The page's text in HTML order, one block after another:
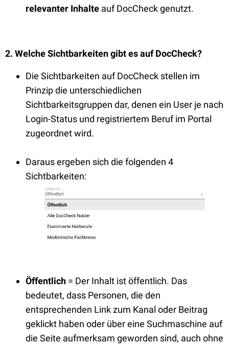
relevanter Inhalte auf DocCheck genutzt.
2. Welche Sichtbarkeiten gibt es auf DocCheck?
Die Sichtbarkeiten auf DocCheck stellen im
Prinzip die unterschiedlichen
Sichtbarkeitsgruppen dar, denen ein User je nach
Login-Status und registriertem Beruf im Portal
zugeordnet wird.
Daraus ergeben sich die folgenden 4
Sichtbarkeiten:
Öffentlich = Der Inhalt ist öffentlich. Das
bedeutet, dass Personen, die den
entsprechenden Link zum Kanal oder Beitrag
geklickt haben oder über eine Suchmaschine auf
die Seite aufmerksam geworden sind, auch ohne